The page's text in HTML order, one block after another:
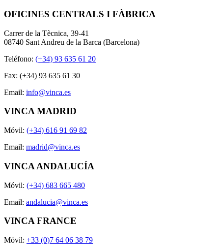
OFICINES CENTRALS I FÀBRICA
Carrer de la Tècnica, 39-41
08740 Sant Andreu de la Barca (Barcelona)
Teléfono: (+34) 93 635 61 20
Fax: (+34) 93 635 61 30
Email: info@vinca.es
VINCA MADRID
Móvil: (+34) 616 91 69 82
Email: madrid@vinca.es
VINCA ANDALUCÍA
Móvil: (+34) 683 665 480
Email: andalucia@vinca.es
VINCA FRANCE
Móvil: +33 (0)7 64 06 38 79